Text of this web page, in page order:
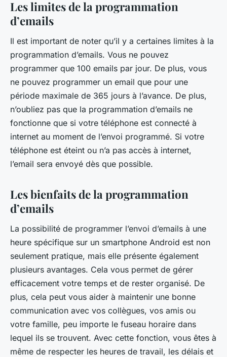
Les limites de la programmation
d’emails
Il est important de noter qu’il y a certaines limites à la
programmation d’emails. Vous ne pouvez
programmer que 100 emails par jour. De plus, vous
ne pouvez programmer un email que pour une
période maximale de 365 jours à l’avance. De plus,
n’oubliez pas que la programmation d’emails ne
fonctionne que si votre téléphone est connecté à
internet au moment de l’envoi programmé. Si votre
téléphone est éteint ou n’a pas accès à internet,
l’email sera envoyé dès que possible.
Les bienfaits de la programmation
d’emails
La possibilité de programmer l’envoi d’emails à une
heure spécifique sur un smartphone Android est non
seulement pratique, mais elle présente également
plusieurs avantages. Cela vous permet de gérer
efficacement votre temps et de rester organisé. De
plus, cela peut vous aider à maintenir une bonne
communication avec vos collègues, vos amis ou
votre famille, peu importe le fuseau horaire dans
lequel ils se trouvent. Avec cette fonction, vous êtes à
même de respecter les heures de travail, les délais et